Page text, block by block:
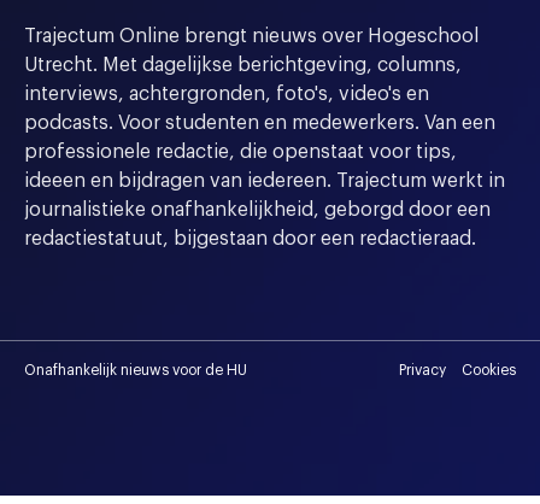
Trajectum Online brengt nieuws over Hogeschool
Utrecht. Met dagelijkse berichtgeving, columns,
interviews, achtergronden, foto's, video's en
podcasts. Voor studenten en medewerkers. Van een
professionele redactie, die openstaat voor tips,
ideeen en bijdragen van iedereen. Trajectum werkt in
journalistieke onafhankelijkheid, geborgd door een
redactiestatuut, bijgestaan door een redactieraad.
Onafhankelijk nieuws voor de HU Privacy Cookies